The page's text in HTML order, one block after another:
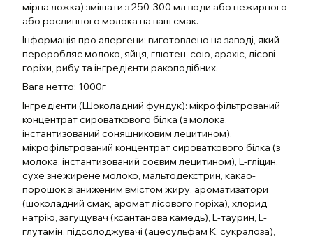
мірна ложка) змішати з 250-300 мл води або нежирного
або рослинного молока на ваш смак.
Інформація про алергени: виготовлено на заводі, який
переробляє молоко, яйця, глютен, сою, арахіс, лісові
горіхи, рибу та інгредієнти ракоподібних.
Вага нетто: 1000г
Інгредієнти (Шоколадний фундук): мікрофільтрований
концентрат сироваткового білка (з молока,
інстантизований соняшниковим лецитином),
мікрофільтрований концентрат сироваткового білка (з
молока, інстантизований соєвим лецитином), L-гліцин,
сухе знежирене молоко, мальтодекстрин, какао-
порошок зі зниженим вмістом жиру, ароматизатори
(шоколадний смак, аромат лісового горіха), хлорид
натрію, загущувач (ксантанова камедь), L-таурин, L-
глутамін, підсолоджувачі (ацесульфам К, сукралоза),